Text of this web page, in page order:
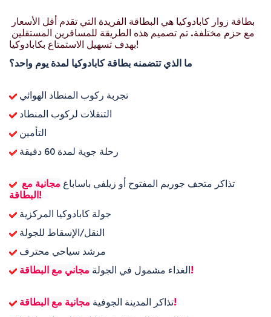
بهدف تسهيل الاستمتاع بكابادوكيا!
ما الذي تتضمنه بطاقة كابادوكيا لمدة يوم واحد؟
تجربة ركوب المنطاد الهوائي
التنقلات لركوب المنطاد
التأمين
رحلة جوية لمدة 60 دقيقة
تذاكر متحف جوريم المفتوح أو زيلفي باساباغ
البطاقة!
جولة كابادوكيا المركزية
النقل/الإسقاط للجولة
مرشد سياحي محترف
الغداء مشمول في الجولة مجاني مع البطاقة!
تذاكر المدينة الجوفية مجانية مع البطاقة!